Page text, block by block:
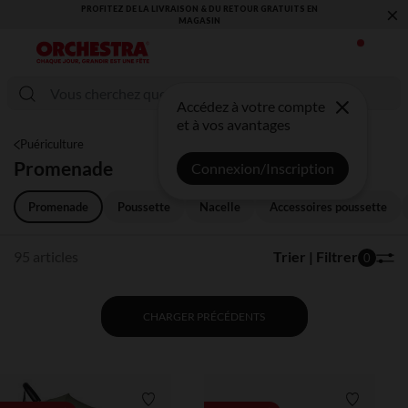
VOUS ALLEZ ADORER LA RENTRÉE ! DÉCOUVREZ LA NOUVELLE
COLLECTION !
×
Accédez à votre compte
et à vos avantages
Connexion/Inscription
Puériculture
Promenade
Promenade Poussette Nacelle Accessoires poussette
Trier | Filtrer 0
CHARGER PRÉCÉDENTS